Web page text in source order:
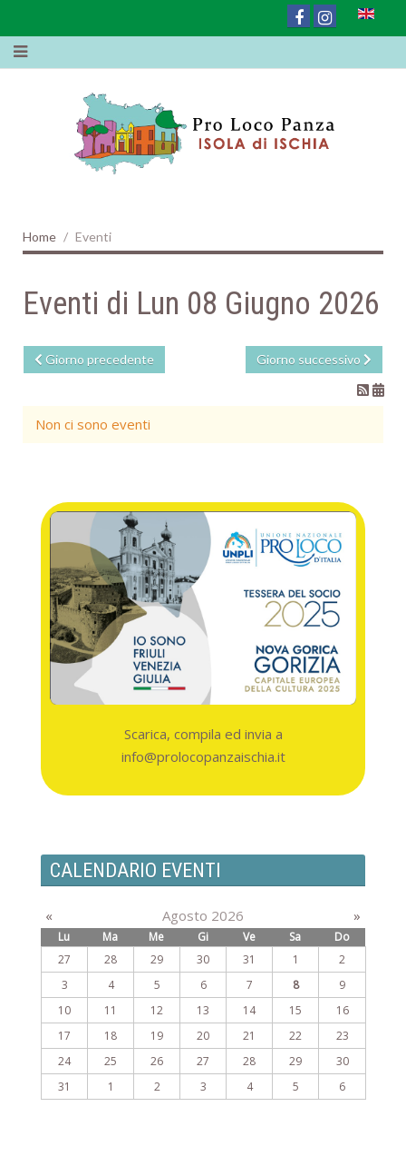
Home Eventi
Eventi di Lun 08 Giugno 2026
Giorno precedente Giorno successivo
Non ci sono eventi
Scarica, compila ed invia a
info@prolocopanzaischia.it
CALENDARIO EVENTI
« Agosto 2026 »
Lu Ma Me Gi Ve Sa
Do
27
28 29 30 31 1
2
3
4 5 6 7 8
9
10
11 12 13 14 15
16
17
18 19 20 21 22
23
24
25 26 27 28 29
30
31
1 2 3 4 5 6